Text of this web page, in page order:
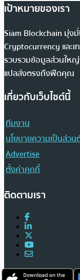
เป้าหมายของเรา
Siam Blockchain มุ่ง
Cryptocurrency และเ
รวบรวมข้อมูลส่วนใหญ่
แปลส่งตรงถึงฟีดคุณ
เกี่ยวกับเว็บไซต์นี้
ทีมงาน
นโยบายความเป็นส่วน
Advertise
ตั้งค่าคุกกี้
ติดตามเรา